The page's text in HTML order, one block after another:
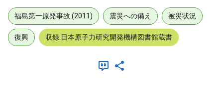
福島第一原発事故 (2011) 震災への備え 被災状況
復興 収録:日本原子力研究開発機構図書館蔵書